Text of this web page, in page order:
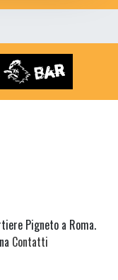
Pigneto a Roma.
Contatti